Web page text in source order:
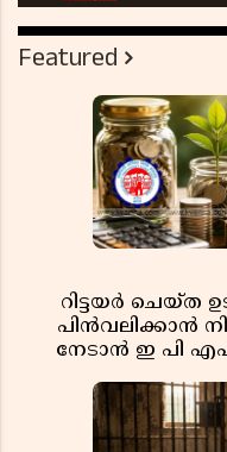
Featured
റിട്ടയർ
പിൻവലിക്കാൻ
നേടാൻ ഇ പി